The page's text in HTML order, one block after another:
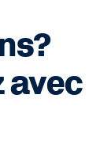
avec